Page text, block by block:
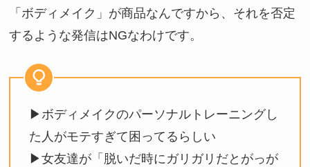
「ボディメイク」が商品なんですから、それを否定
するような発信はNGなわけです。
▶ボディメイクのパーソナルトレーニングし
た人がモテすぎて困ってるらしい
▶女友達が「脱いだ時にガリガリだとがっが